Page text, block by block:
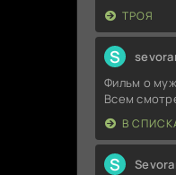
ТРОЯ
S
Фильм о
Всем
В
S